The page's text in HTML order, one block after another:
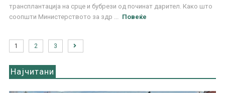
трансплантација на срце и бубрези од починат дарител. Како што
соопшти Министерството за здр ...
Повеќе
1 2 3
Најчитани